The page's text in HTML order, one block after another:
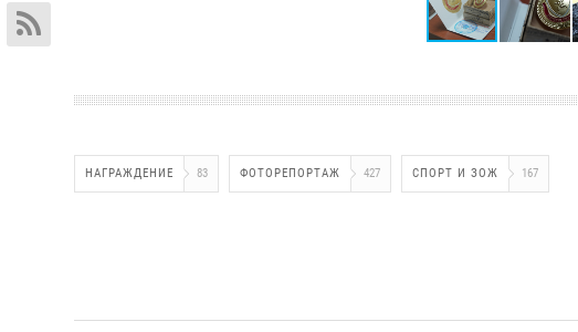
НАГРАЖДЕНИЕ 83 ФОТОРЕПОРТАЖ 427 СПОРТ И ЗОЖ 167